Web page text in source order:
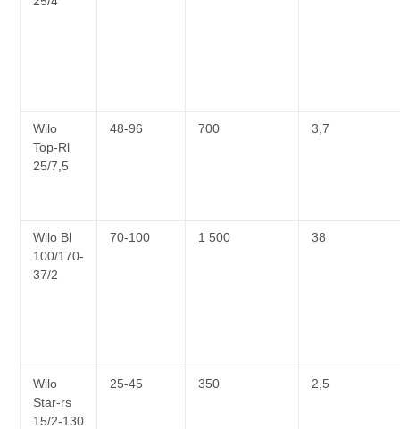
Wilo
Top-Rl
25/7,5
48-96 700 3,7
Wilo Bl
100/170-
37/2
70-100 1 500 38
Wilo
Star-rs
15/2-130
25-45 350 2,5